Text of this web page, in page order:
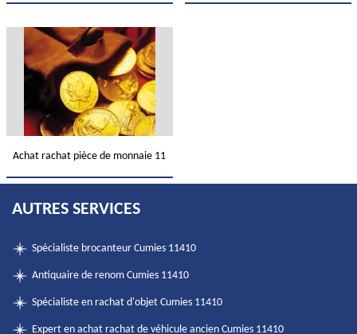
Achat rachat pièce de monnaie 11
AUTRES SERVICES
Spécialiste brocanteur Cumies 11410
Antiquaire de renom Cumies 11410
Spécialiste en rachat d'objet Cumies 11410
Expert en achat rachat de véhicule ancien Cumies 11410